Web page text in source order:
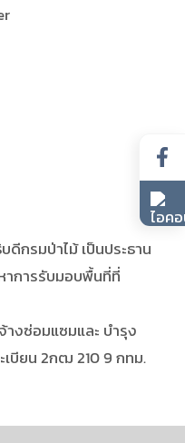
กรมป่าไม้ เป็นประธาน
การรับมอบพื้นที่ที่
างซ่อมแซมและ บำรุง
เบียน 2กฒ 210 9 กทม.